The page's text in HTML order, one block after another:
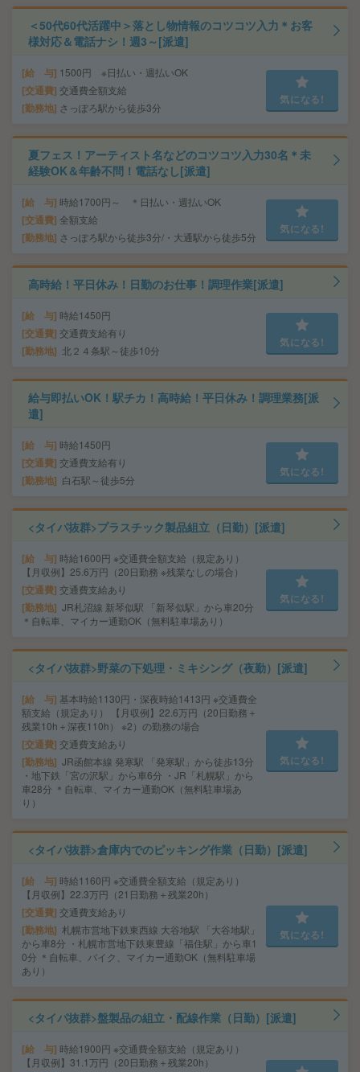
＜50代60代活躍中＞落とし物情報のコツコツ入力＊お客
様対応＆電話ナシ！週3～[派遣]
給 与 1500円 ※日払い・週払いOK
交通費 交通費全額支給
勤務地 さっぽろ駅から徒歩3分
気になる!
夏フェス！アーティスト名などのコツコツ入力30名＊未
経験OK＆年齢不問！電話なし[派遣]
給 与 時給1700円～ ＊日払い・週払いOK
交通費 全額支給
勤務地 さっぽろ駅から徒歩3分/・大通駅から徒歩5分
気になる!
高時給！平日休み！日勤のお仕事！調理作業[派遣]
給 与 時給1450円
交通費 交通費支給有り
勤務地 北２４条駅～徒歩10分
気になる!
給与即払いOK！駅チカ！高時給！平日休み！調理業務[派
遣]
給 与 時給1450円
交通費 交通費支給有り
勤務地 白石駅～徒歩5分
気になる!
<タイパ抜群>プラスチック製品組立（日勤）[派遣]
給 与 時給1600円 ※交通費全額支給（規定あり）
【月収例】25.6万円（20日勤務 ※残業なしの場合）
交通費 交通費支給あり
勤務地 JR札沼線 新琴似駅 「新琴似駅」から車20分
＊自転車、マイカー通勤OK（無料駐車場あり）
気になる!
<タイパ抜群>野菜の下処理・ミキシング（夜勤）[派遣]
給 与 基本時給1130円・深夜時給1413円 ※交通費全
額支給（規定あり） 【月収例】22.6万円（20日勤務＋
残業10h＋深夜110h） ※2）の勤務の場合
交通費 交通費支給あり
勤務地 JR函館本線 発寒駅 「発寒駅」から徒歩13分
・地下鉄「宮の沢駅」から車6分 ・JR「札幌駅」から
車28分 ＊自転車、マイカー通勤OK（無料駐車場あ
り）
気になる!
<タイパ抜群>倉庫内でのピッキング作業（日勤）[派遣]
給 与 時給1160円 ※交通費全額支給（規定あり）
【月収例】22.3万円（21日勤務＋残業20h）
交通費 交通費支給あり
勤務地 札幌市営地下鉄東西線 大谷地駅 「大谷地駅」
から車8分 ・札幌市営地下鉄東豊線「福住駅」から車1
0分 ＊自転車、バイク、マイカー通勤OK（無料駐車場
あり）
気になる!
<タイパ抜群>盤製品の組立・配線作業（日勤）[派遣]
給 与 時給1900円 ※交通費全額支給（規定あり）
【月収例】31.1万円（20日勤務＋残業20h）